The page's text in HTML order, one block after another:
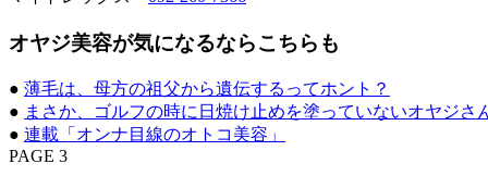
オヤジ美容が気になるならこちらも
● 薄毛は、母方の祖父から遺伝するってホント？
● まさか、ゴルフの時に日焼け止めを塗っていないオヤジさ
● 連載「オンナ目線のオトコ美容」
PAGE 3